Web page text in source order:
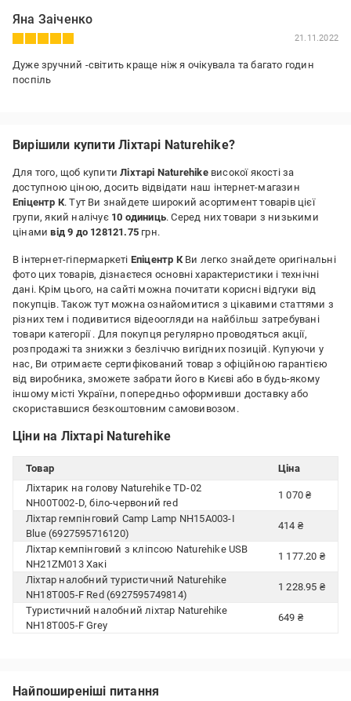
Яна Заіченко
21.11.2022
Дуже зручний -світить краще ніж я очікувала та багато годин
поспіль
Вирішили купити Ліхтарі Naturehike?
Для того, щоб купитиЛіхтарі Naturehikeвисокої якості за
доступною ціною, досить відвідати наш інтернет-магазин
Епіцентр К. Тут Ви знайдете широкий асортимент товарів цієї
групи, який налічує 10 одиниць. Серед них товари з низькими
цінамивід 9 до 128121.75 грн.
В інтернет-гіпермаркеті Епіцентр КВи легко знайдете оригінальні
фото цих товарів, дізнаєтеся основні характеристики і технічні
дані. Крім цього, на сайті можна почитати корисні відгуки від
покупців. Також тут можна ознайомитися з цікавими статтями з
різних тем і подивитися відеоогляди на найбільш затребувані
товари категорії . Для покупця регулярно проводяться акції,
розпродажі та знижки з безліччю вигідних позицій. Купуючи у
нас, Ви отримаєте сертифікований товар з офіційною гарантією
від виробника, зможете забрати його в Києві або в будь-якому
іншому місті України, попередньо оформивши доставку або
скориставшися безкоштовним самовивозом.
Ціни на Ліхтарі Naturehike
Товар
Ціна
Ліхтарик на голову Naturehike TD-02
NH00T002-D, біло-червоний red
1 070 ₴
Ліхтар rемпінговий Camp Lamp NH15A003-I
Blue (6927595716120)
414 ₴
Ліхтар кемпінговий з кліпсою Naturehike USB
NH21ZM013 Хакі
1 177.20 ₴
Ліхтар налобний туристичний Naturehike
NH18T005-F Red (6927595749814)
1 228.95 ₴
Туристичний налобний ліхтар Naturehike
NH18T005-F Grey
649 ₴
Найпоширеніші питання